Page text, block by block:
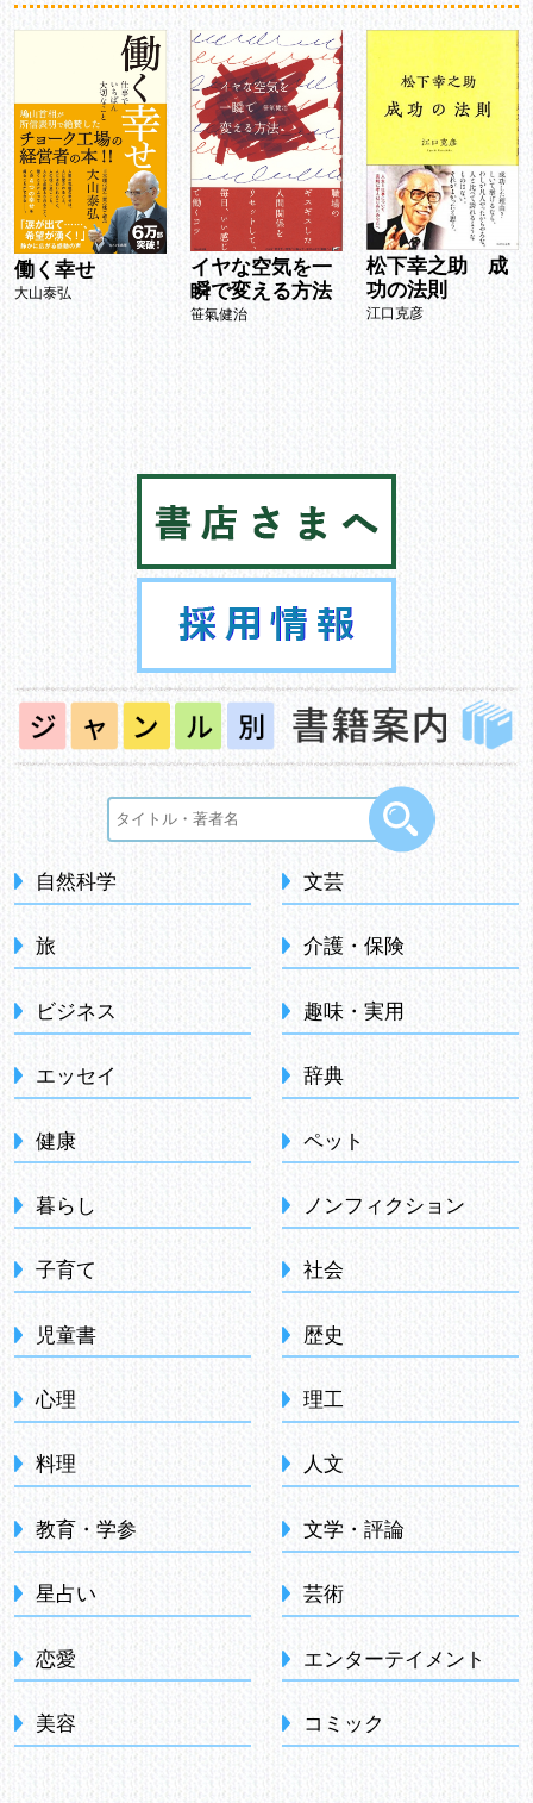
自然科学
旅
ビジネス
エッセイ
健康
暮らし
子育て
児童書
心理
料理
教育・学参
星占い
恋愛
美容
文芸
介護・保険
趣味・実用
辞典
ペット
ノンフィクション
社会
歴史
理工
人文
文学・評論
芸術
エンターテイメント
コミック
働く幸せ
大山泰弘
イヤな空気を一
瞬で変える方法
笹氣健治
松下幸之助 成
功の法則
江口克彦